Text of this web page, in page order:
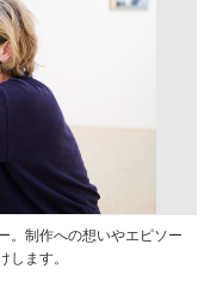
。制作への想いやエピソー
ます。